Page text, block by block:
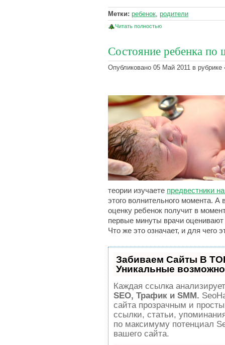
Метки: ребенок, родители
Читать полностью
Состояние ребенка по
Опубликовано 05 Май 2011 в рубрике
теории изучаете предвестники
этого волнительного момента.
оценку ребенок получит в
первые минуты врачи
Что же это означает, и для чего
Забиваем Сайты В
Уникальные
Каждая ссылка
SEO, Трафик и SMM.
сайта прозрачным и
ссылки, статьи,
по максимуму потенциал
вашего сайта.